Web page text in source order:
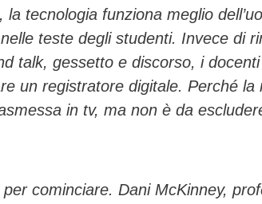
la tecnologia funziona meglio
teste degli studenti. Invece di
talk, gessetto e discorso, i
un registratore digitale. Perché la
in tv, ma non è da
per cominciare. Dani McKinney,